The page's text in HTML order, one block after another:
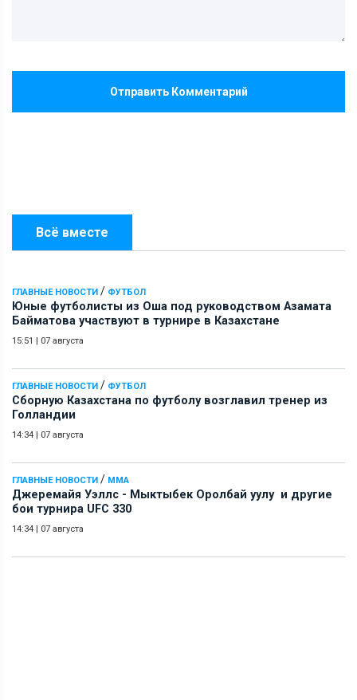
Всё вместе
ГЛАВНЫЕ НОВОСТИ / ФУТБОЛ
Юные футболисты из Оша под руководством Азамата
Байматова участвуют в турнире в Казахстане
15:51 | 07 августа
ГЛАВНЫЕ НОВОСТИ / ФУТБОЛ
Сборную Казахстана по футболу возглавил тренер из
Голландии
14:34 | 07 августа
ГЛАВНЫЕ НОВОСТИ / ММА
Джеремайя Уэллс - Мыктыбек Оролбай уулу и другие
бои турнира UFC 330
14:34 | 07 августа
Отправить Комментарий